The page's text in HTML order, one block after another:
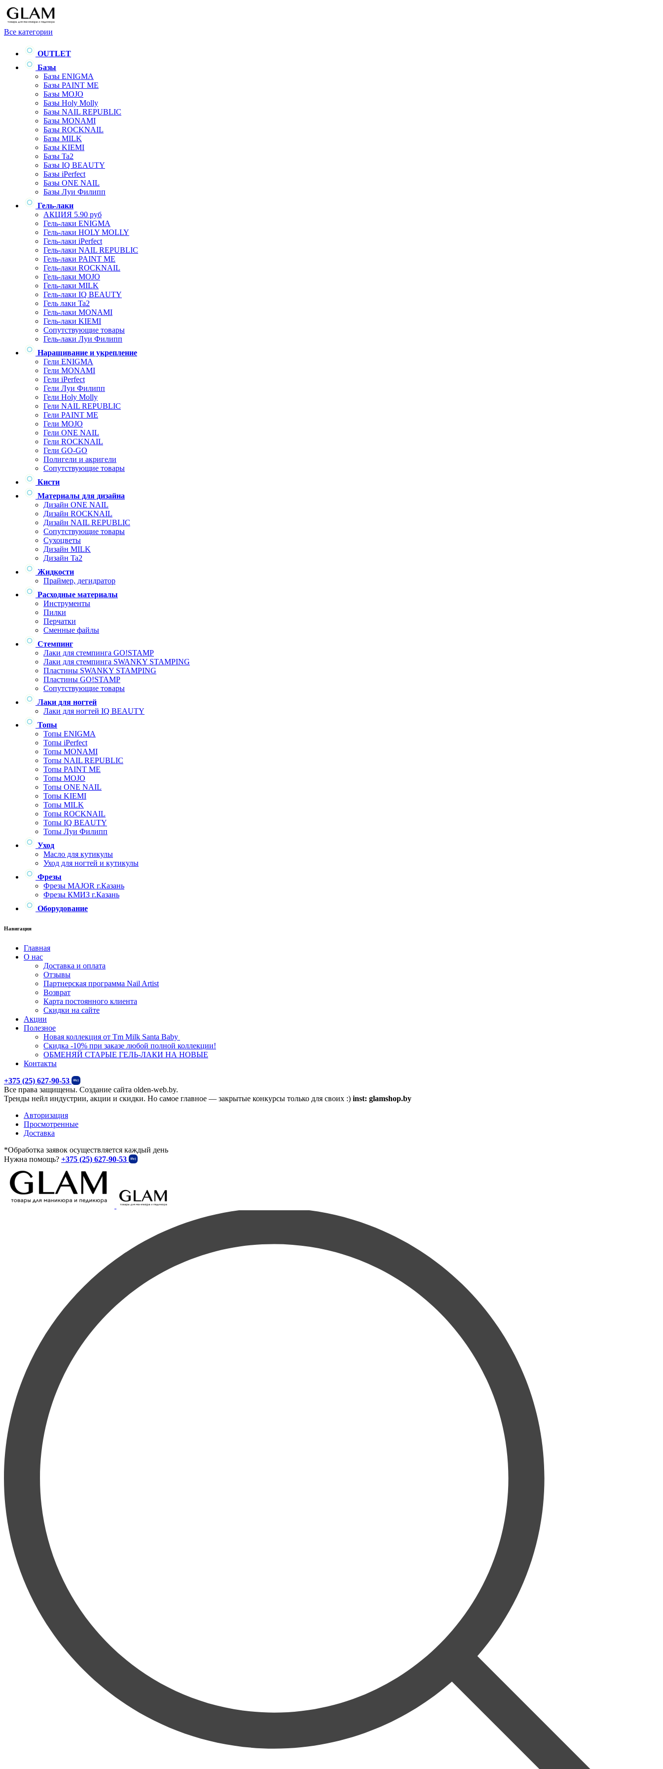
Все категории
OUTLET
Базы
Базы ENIGMA
Базы PAINT ME
Базы MOJO
Базы Holy Molly
Базы NAIL REPUBLIC
Базы MONAMI
Базы ROCKNAIL
Базы MILK
Базы KIEMI
Базы Ta2
Базы IQ BEAUTY
Базы iPerfect
Базы ONE NAIL
Базы Луи Филипп
Гель-лаки
АКЦИЯ 5.90 руб
Гель-лаки ENIGMA
Гель-лаки HOLY MOLLY
Гель-лаки iPerfect
Гель-лаки NAIL REPUBLIC
Гель-лаки PAINT ME
Гель-лаки ROCKNAIL
Гель-лаки MOJO
Гель-лаки MILK
Гель-лаки IQ BEAUTY
Гель лаки Ta2
Гель-лаки MONAMI
Гель-лаки KIEMI
Сопутствующие товары
Гель-лаки Луи Филипп
Наращивание и укрепление
Гели ENIGMA
Гели MONAMI
Гели iPerfect
Гели Луи Филипп
Гели Holy Molly
Гели NAIL REPUBLIC
Гели PAINT ME
Гели MOJO
Гели ONE NAIL
Гели ROCKNAIL
Гели GO-GO
Полигели и акригели
Сопутствующие товары
Кисти
Материалы для дизайна
Дизайн ONE NAIL
Дизайн ROCKNAIL
Дизайн NAIL REPUBLIC
Сопутствующие товары
Сухоцветы
Дизайн MILK
Дизайн Ta2
Жидкости
Праймер, дегидратор
Расходные материалы
Инструменты
Пилки
Перчатки
Сменные файлы
Стемпинг
Лаки для стемпинга GO!STAMP
Лаки для стемпинга SWANKY STAMPING
Пластины SWANKY STAMPING
Пластины GO!STAMP
Сопутствующие товары
Лаки для ногтей
Лаки для ногтей IQ BEAUTY
Топы
Топы ENIGMA
Топы iPerfect
Топы MONAMI
Топы NAIL REPUBLIC
Топы PAINT ME
Топы MOJO
Топы ONE NAIL
Топы KIEMI
Топы MILK
Топы ROCKNAIL
Топы IQ BEAUTY
Топы Луи Филипп
Уход
Масло для кутикулы
Уход для ногтей и кутикулы
Фрезы
Фрезы MAJOR г.Казань
Фрезы КМИЗ г.Казань
Оборудование
Навигация
Главная
О нас
Доставка и оплата
Отзывы
Партнерская программа Nail Artist
Возврат
Карта постоянного клиента
Скидки на сайте
Акции
Полезное
Новая коллекция от Тm Milk Santa Baby
Скидка -10% при заказе любой полной коллекции!
ОБМЕНЯЙ СТАРЫЕ ГЕЛЬ-ЛАКИ НА НОВЫЕ
Контакты
+375 (25) 627-90-53
Все права защищены. Создание сайта olden-web.by.
Тренды нейл индустрии, акции и скидки. Но самое главное — закрытые конкурсы только для своих :) inst: glamshop.by
Авторизация
Просмотренные
Доставка
*Обработка заявок осуществляется каждый день
Нужна помощь? +375 (25) 627-90-53